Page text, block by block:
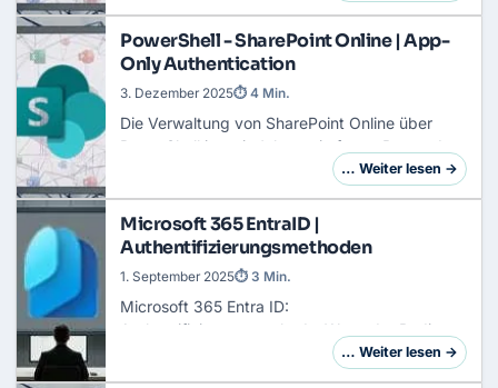
PowerShell - SharePoint Online | App-
Only Authentication
Die Verwaltung von SharePoint Online über
PowerShell ist seit Jahren ein fester Bestandteil
administrativer Routinen. Doch bisher war die
3. Dezember 2025⏱ 4 Min.
… Weiter lesen →
Microsoft 365 EntraID |
Authentifizierungsmethoden
Microsoft 365 Entra ID:
AuthentifizierungsmethodenWenn der Bedingte
) der Türsteher ist,
1. September 2025⏱ 3 Min.
… Weiter lesen →